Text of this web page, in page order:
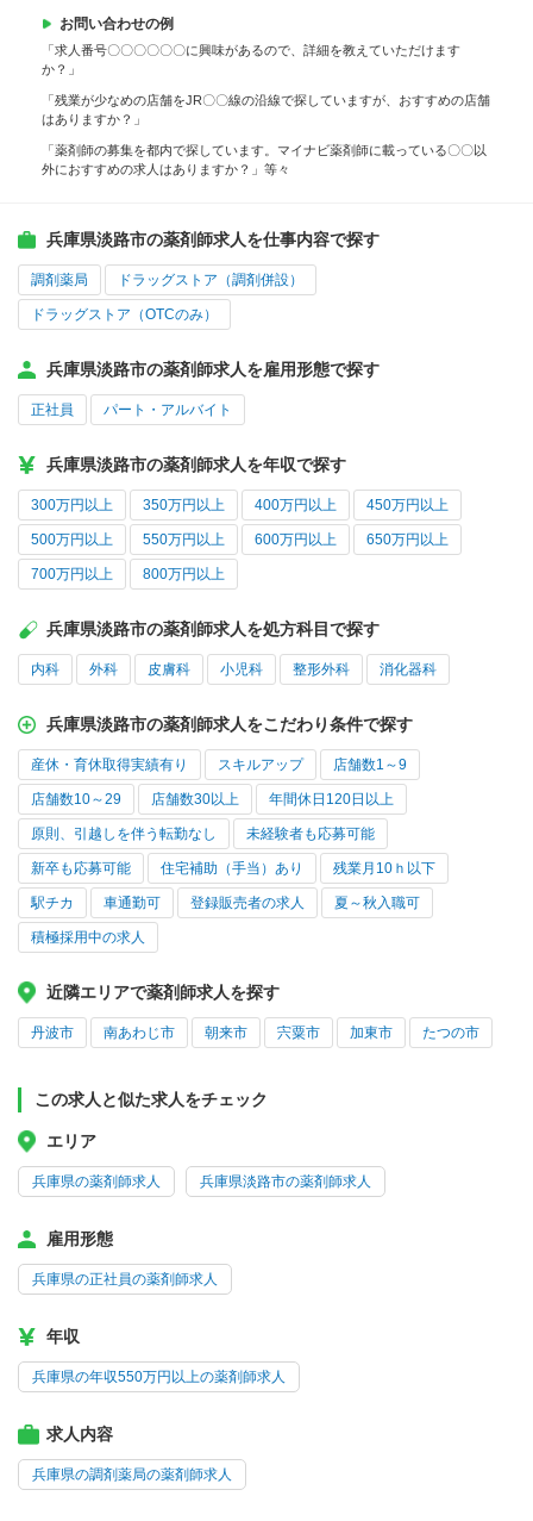
お問い合わせの例
「求人番号〇〇〇〇〇〇に興味があるので、詳細を教えていただけます
か？」
「残業が少なめの店舗をJR〇〇線の沿線で探していますが、おすすめの店舗
はありますか？」
「薬剤師の募集を都内で探しています。マイナビ薬剤師に載っている〇〇以
外におすすめの求人はありますか？」等々
兵庫県淡路市の薬剤師求人を仕事内容で探す
調剤薬局 ドラッグストア（調剤併設）
ドラッグストア（OTCのみ）
兵庫県淡路市の薬剤師求人を雇用形態で探す
正社員 パート・アルバイト
兵庫県淡路市の薬剤師求人を年収で探す
300万円以上 350万円以上 400万円以上 450万円以上
500万円以上 550万円以上 600万円以上 650万円以上
700万円以上 800万円以上
兵庫県淡路市の薬剤師求人を処方科目で探す
内科 外科 皮膚科 小児科 整形外科 消化器科
兵庫県淡路市の薬剤師求人をこだわり条件で探す
産休・育休取得実績有り スキルアップ 店舗数1～9
店舗数10～29 店舗数30以上 年間休日120日以上
原則、引越しを伴う転勤なし 未経験者も応募可能
新卒も応募可能 住宅補助（手当）あり 残業月10ｈ以下
駅チカ 車通勤可 登録販売者の求人 夏～秋入職可
積極採用中の求人
近隣エリアで薬剤師求人を探す
丹波市 南あわじ市 朝来市 宍粟市 加東市 たつの市
この求人と似た求人をチェック
エリア
兵庫県の薬剤師求人 兵庫県淡路市の薬剤師求人
雇用形態
兵庫県の正社員の薬剤師求人
年収
兵庫県の年収550万円以上の薬剤師求人
求人内容
兵庫県の調剤薬局の薬剤師求人